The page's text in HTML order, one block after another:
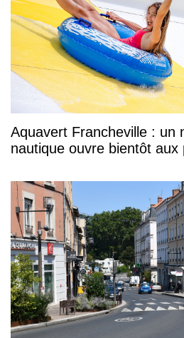
Aquavert Francheville : un
nautique ouvre bientôt aux